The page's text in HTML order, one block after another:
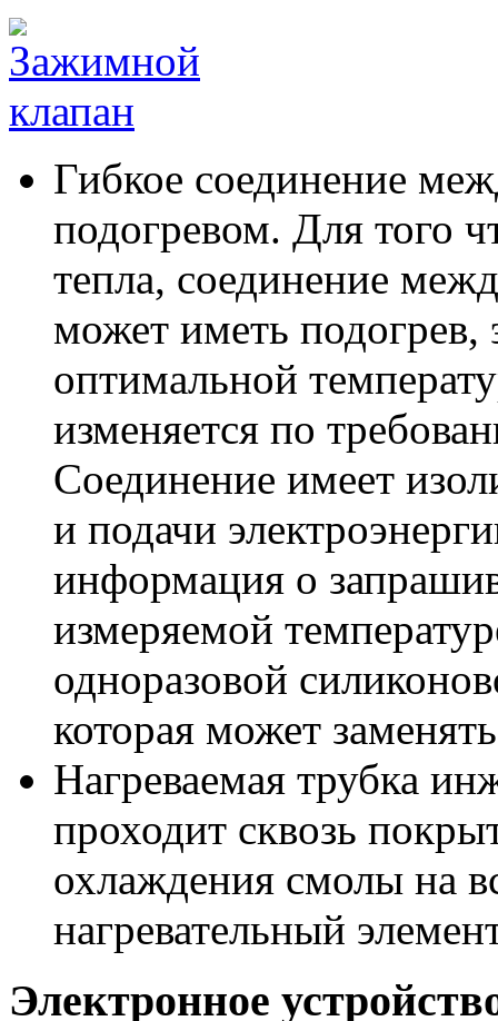
Гибкое соединение
подогревом. Для того
тепла, соединение
может иметь подогрев,
оптимальной
изменяется по
Соединение имеет
и подачи
информация о
измеряемой
одноразовой
которая может
Нагреваемая трубка
проходит сквозь
охлаждения смолы на
нагревательный
Электронное